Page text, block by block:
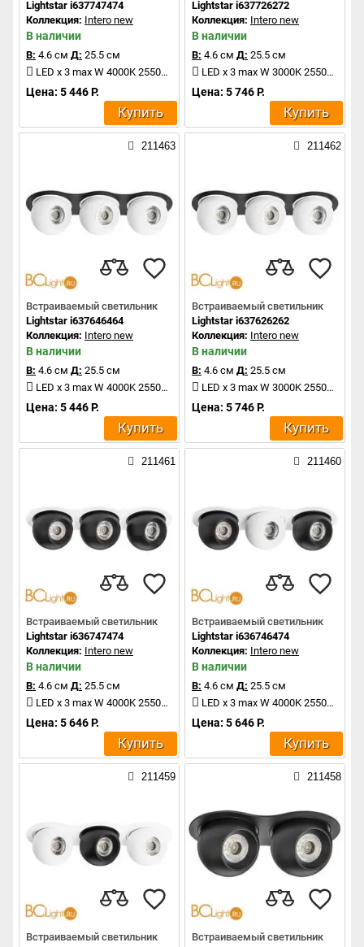
Lightstar i637747474
Коллекция: Intero new
В наличии
В: 4.6 см Д: 25.5 см
LED x 3 max W 4000K 2550Lm
Цена: 5 446 Р.
Купить
Lightstar i637726272
Коллекция: Intero new
В наличии
В: 4.6 см Д: 25.5 см
LED x 3 max W 3000K 2550Lm
Цена: 5 746 Р.
Купить
211463
Встраиваемый светильник
Lightstar i637646464
Коллекция: Intero new
В наличии
В: 4.6 см Д: 25.5 см
LED x 3 max W 4000K 2550Lm
Цена: 5 446 Р.
Купить
211462
Встраиваемый светильник
Lightstar i637626262
Коллекция: Intero new
В наличии
В: 4.6 см Д: 25.5 см
LED x 3 max W 3000K 2550Lm
Цена: 5 746 Р.
Купить
211461
Встраиваемый светильник
Lightstar i636747474
Коллекция: Intero new
В наличии
В: 4.6 см Д: 25.5 см
LED x 3 max W 4000K 2550Lm
Цена: 5 646 Р.
Купить
211460
Встраиваемый светильник
Lightstar i636746474
Коллекция: Intero new
В наличии
В: 4.6 см Д: 25.5 см
LED x 3 max W 4000K 2550Lm
Цена: 5 646 Р.
Купить
211459
Встраиваемый светильник
211458
Встраиваемый светильник